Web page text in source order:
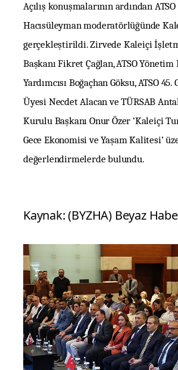
Açılış konuşmalarının ardından
Hacısüleyman moderatörlüğünde
gerçekleştirildi. Zirvede Kaleiçi
Başkanı Fikret Çağlan, ATSO
Yardımcısı Boğaçhan Göksu, ATSO
Üyesi Necdet Alacan ve TÜRSAB
Kurulu Başkanı Onur Özer ‘Kaleiçi
Gece Ekonomisi ve Yaşam Kalitesi’
değerlendirmelerde bulundu.
Kaynak: (BYZHA) Beyaz